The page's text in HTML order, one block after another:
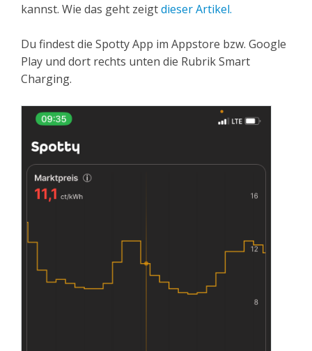
kannst. Wie das geht zeigtdieser Artikel.
Du findest die Spotty App im Appstore bzw. Google
Play und dort rechts unten die Rubrik Smart
Charging.